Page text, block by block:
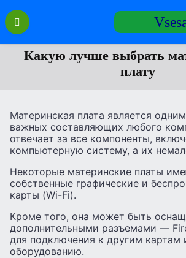
Перейти
содержанию
Какую лучше выбрать
плату
Материнская плата является
важных составляющих любого
отвечает за все компоненты,
компьютерную систему, а их
Некоторые материнские платы
собственные графические и
карты (Wi-Fi).
Кроме того, она может быть
дополнительными разъемами —
для подключения к другим картам
оборудованию.